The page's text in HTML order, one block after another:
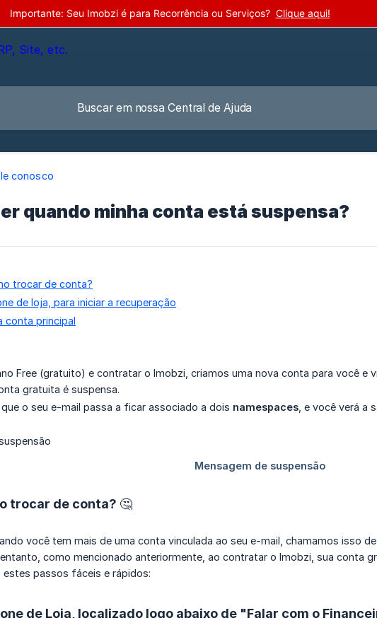
Importante: Seu Imobzi é para Recorrência ou Serviços? Clique aqui!
conosco
quando minha conta está suspensa?
trocar de conta?
de loja, para iniciar a recuperação
conta principal
Free (gratuito) e contratar o Imobzi, criamos uma nova conta para você e
gratuita é suspensa.
o seu e-mail passa a ficar associado a dois namespaces , e você verá a
trocar de conta? 🤔
você tem mais de uma conta vinculada ao seu e-mail, chamamos isso de
como mencionado anteriormente, ao contratar o Imobzi, sua conta
estes passos fáceis e rápidos:
de Loja, localizado logo abaixo de "Falar com o